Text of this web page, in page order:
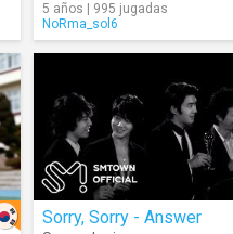
5 años | 995 jugadas
NoRma_sol6
Sorry, Sorry - Answer